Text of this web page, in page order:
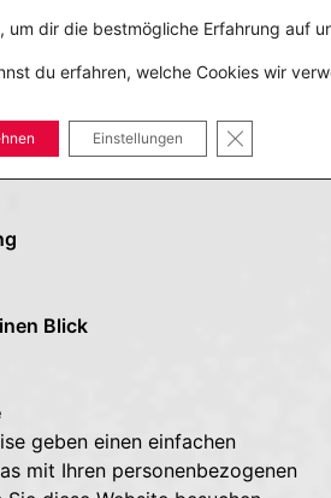
Suche
Blick
geben einen einfachen
mit Ihren personenbezogenen
um dir die bestmögliche Erfahrung auf
du erfahren, welche Cookies wir
Einstellungen GDPR